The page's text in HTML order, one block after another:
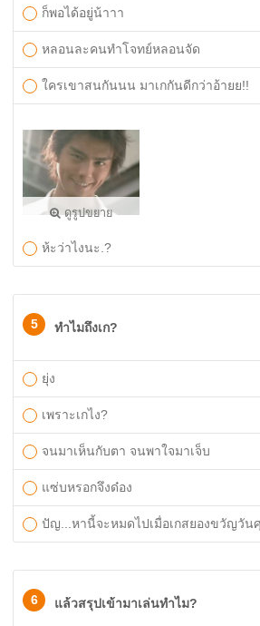
ก็พอได้อยู่น้าาา
หลอนละคนทำโจทย์หลอนจัด
ใครเขาสนกันนน มาเกกันดีกว่าอ้ายย!!
ดูรูปขยาย
ห้ะว่าไงนะ.?
5 ทำไมถึงเก?
ยุ่ง
เพราะเกไง?
จนมาเห็นกับตา จนพาใจมาเจ็บ
แซ่บหรอกจึงด๋อง
ปัญ...หานี้จะหมดไปเมื่อเกสยองขวัญวัน
6 แล้วสรุปเข้ามาเล่นทำไม?